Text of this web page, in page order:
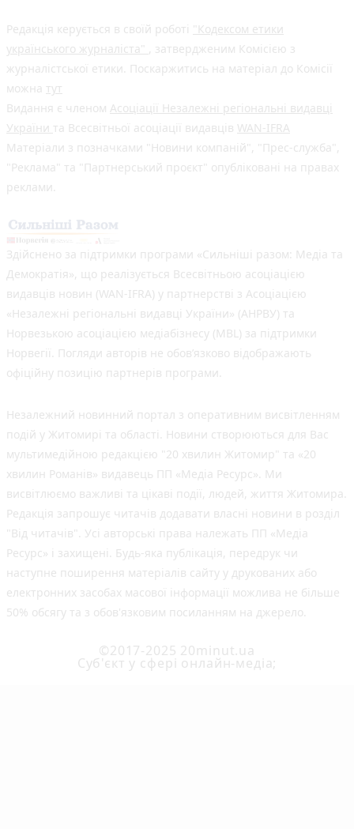
Редакція керується в своїй роботі "Кодексом етики
українського журналіста" , затвердженим Комісією з
журналістської етики. Поскаржитись на матеріал до Комісії
можна тут
Видання є членом Асоціації Незалежні регіональні видавці
України та Всесвітньої асоціації видавців WAN-IFRA
Матеріали з позначками "Новини компаній", "Прес-служба",
"Реклама" та "Партнерський проєкт" опубліковані на правах
реклами.
Здійснено за підтримки програми «Сильніші разом: Медіа та
Демократія», що реалізується Всесвітньою асоціацією
видавців новин (WAN-IFRA) у партнерстві з Асоціацією
«Незалежні регіональні видавці України» (АНРВУ) та
Норвезькою асоціацією медіабізнесу (MBL) за підтримки
Норвегії. Погляди авторів не обов’язково відображають
офіційну позицію партнерів програми.
Незалежний новинний портал з оперативним висвітленням
подій у Житомирі та області. Новини створюються для Вас
мультимедійною редакцією "20 хвилин Житомир" та «20
хвилин Романів» видавець ПП «Медіа Ресурс». Ми
висвітлюємо важливі та цікаві події, людей, життя Житомира.
Редакція запрошує читачів додавати власні новини в розділ
"Від читачів". Усі авторські права належать ПП «Медіа
Ресурс» і захищені. Будь-яка публiкацiя, передрук чи
наступне поширення матеріалів сайту у друкованих або
електронних засобах масової інформації можлива не більше
50% обсягу та з обов'язковим посиланням на джерело.
©2017-2025 20minut.ua
Cуб'єкт у сфері онлайн-медіа;